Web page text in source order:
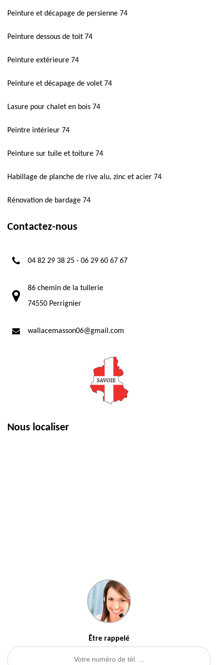
Peinture et décapage de persienne 74
Peinture dessous de toit 74
Peinture extérieure 74
Peinture et décapage de volet 74
Lasure pour chalet en bois 74
Peintre intérieur 74
Peinture sur tuile et toiture 74
Habillage de planche de rive alu, zinc et acier 74
Rénovation de bardage 74
Contactez-nous
04 82 29 38 25 - 06 29 60 67 67
86 chemin de la tuilerie
74550 Perrignier
wallacemasson06@gmail.com
Nous localiser
Être rappelé